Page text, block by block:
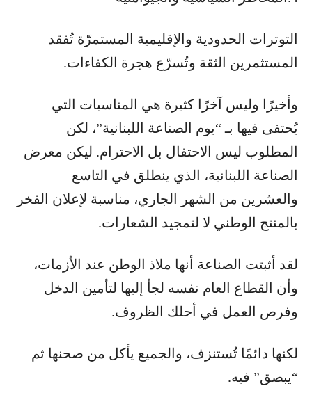
التوترات الحدودية والإقليمية المستمرّة تُفقد
المستثمرين الثقة وتُسرّع هجرة الكفاءات.
وأخيرًا وليس آخرًا كثيرة هي المناسبات التي
يُحتفى فيها بـ “يوم الصناعة اللبنانية”، لكن
المطلوب ليس الاحتفال بل الاحترام. ليكن معرض
الصناعة اللبنانية، الذي ينطلق في التاسع
والعشرين من الشهر الجاري، مناسبة لإعلان الفخر
بالمنتج الوطني لا لتمجيد الشعارات.
لقد أثبتت الصناعة أنها ملاذ الوطن عند الأزمات،
وأن القطاع العام نفسه لجأ إليها لتأمين الدخل
وفرص العمل في أحلك الظروف.
لكنها دائمًا تُستنزف، والجميع يأكل من صحنها ثم
“يبصق” فيه.